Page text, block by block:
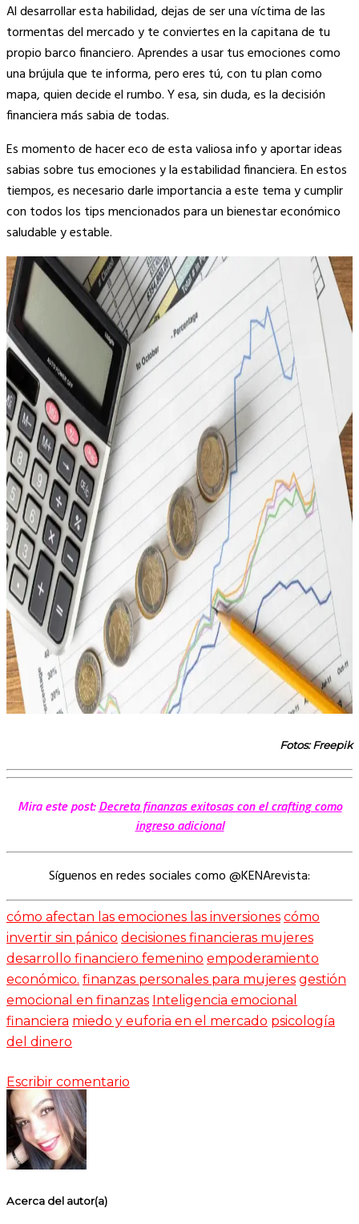
Al desarrollar esta habilidad, dejas de ser una víctima de las
tormentas del mercado y te conviertes en la capitana de tu
propio barco financiero. Aprendes a usar tus emociones como
una brújula que te informa, pero eres tú, con tu plan como
mapa, quien decide el rumbo. Y esa, sin duda, es la decisión
financiera más sabia de todas.
Es momento de hacer eco de esta valiosa info y aportar ideas
sabias sobre tus emociones y la estabilidad financiera. En estos
tiempos, es necesario darle importancia a este tema y cumplir
con todos los tips mencionados para un bienestar económico
saludable y estable.
Fotos: Freepik
Mira este post:Decreta finanzas exitosas con el crafting como
ingreso adicional
Síguenos en redes sociales como @KENArevista:
cómo afectan las emociones las inversiones cómo
invertir sin pánico decisiones financieras mujeres
desarrollo financiero femenino empoderamiento
económico. finanzas personales para mujeres gestión
emocional en finanzas Inteligencia emocional
financiera miedo y euforia en el mercado psicología
del dinero
Escribir comentario
Acerca del autor(a)